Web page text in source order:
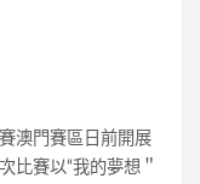
澳門賽區日前開展
比賽以“我的夢想＂